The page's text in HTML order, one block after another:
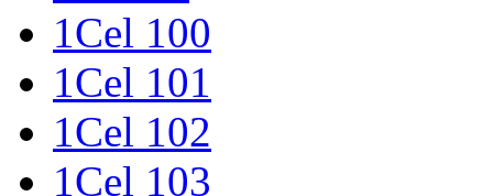
1Cel 100
1Cel 101
1Cel 102
1Cel 103